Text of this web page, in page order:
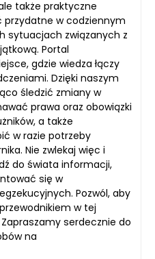
także praktyczne
przydatne w codziennym
sytuacjach związanych z
Portal
gdzie wiedza łączy
Dzięki naszym
śledzić zmiany w
prawa oraz obowiązki
a także
w razie potrzeby
Nie zwlekaj więc i
do świata informacji,
się w
Pozwól, aby
w tej
serdecznie do
na